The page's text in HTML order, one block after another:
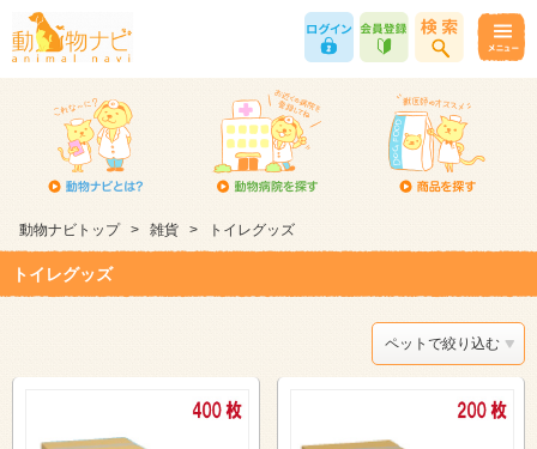
動物ナビトップ > 雑貨 > トイレグッズ
トイレグッズ
ペットで絞り込む